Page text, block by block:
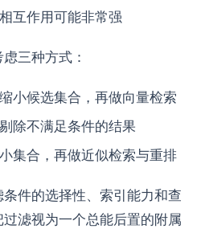
互作用可能非常强
三种方式：
小候选集合，再做向量检索
除不满足条件的结果
集合，再做近似检索与重排
件的选择性、索引能力和查
滤视为一个总能后置的附属